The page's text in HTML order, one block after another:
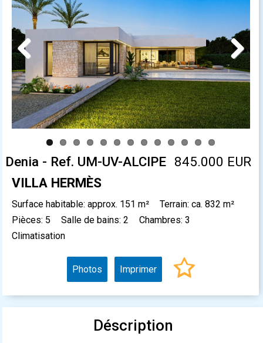
Références Contact
Previous Next
Denia - Ref. UM-UV-ALCIPE 845.000 EUR
VILLA HERMÈS
Surface habitable: approx. 151 m²
Terrain: ca. 832 m²
Pièces: 5
Salle de bains: 2
Chambres: 3
Climatisation
Photos Imprimer
Déscription